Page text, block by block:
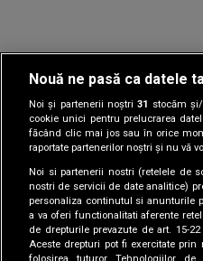
Nouă ne pasă ca datele
Noi și partenerii noștri31 stocăm
cookie unici pentru prelucrarea
făcând clic mai jos sau în orice
raportate partenerilor noștri și nu vă
Noi si partenerii nostri (retelele de
nostri de servicii de date analitice)
personaliza continutul si anunturile
a va oferi functionalitati aferente
de drepturile prevazute de art. 15-
Aceste drepturi pot fi exercitate prin
folosirea tuturor Tehnologiilor